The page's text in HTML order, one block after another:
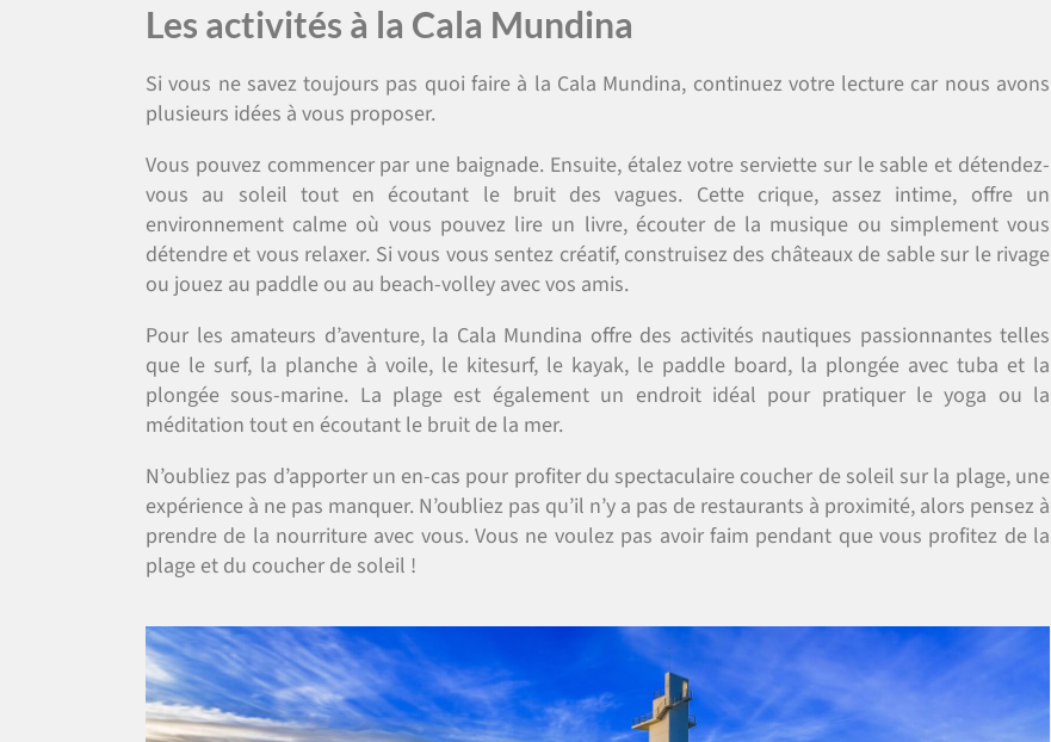
Les activités à la Cala Mundina
Si vous ne savez toujours pas quoi faire à la Cala Mundina, continuez votre lecture car nous avons
plusieurs idées à vous proposer.
Vous pouvez commencer par une baignade. Ensuite, étalez votre serviette sur le sable et détendez-
vous au soleil tout en écoutant le bruit des vagues. Cette crique, assez intime, offre un
environnement calme où vous pouvez lire un livre, écouter de la musique ou simplement vous
détendre et vous relaxer. Si vous vous sentez créatif, construisez des châteaux de sable sur le rivage
ou jouez au paddle ou au beach-volley avec vos amis.
Pour les amateurs d’aventure, la Cala Mundina offre des activités nautiques passionnantes telles
que le surf, la planche à voile, le kitesurf, le kayak, le paddle board, la plongée avec tuba et la
plongée sous-marine. La plage est également un endroit idéal pour pratiquer le yoga ou la
méditation tout en écoutant le bruit de la mer.
N’oubliez pas d’apporter un en-cas pour profiter du spectaculaire coucher de soleil sur la plage, une
expérience à ne pas manquer. N’oubliez pas qu’il n’y a pas de restaurants à proximité, alors pensez à
prendre de la nourriture avec vous. Vous ne voulez pas avoir faim pendant que vous profitez de la
plage et du coucher de soleil !